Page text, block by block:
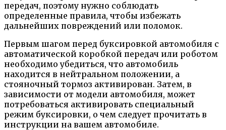
передач, поэтому нужно соблюдать
определенные правила, чтобы избежать
дальнейших повреждений или поломок.
Первым шагом перед буксировкой автомобиля с
автоматической коробкой передач или роботом
необходимо убедиться, что автомобиль
находится в нейтральном положении, а
стояночный тормоз активирован. Затем, в
зависимости от модели автомобиля, может
потребоваться активировать специальный
режим буксировки, о чем следует прочитать в
инструкции на вашем автомобиле.